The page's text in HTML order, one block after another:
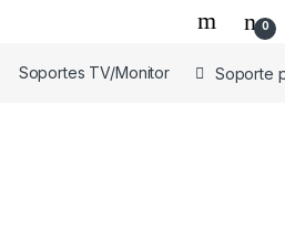
0
Soportes TV/Monitor Soporte